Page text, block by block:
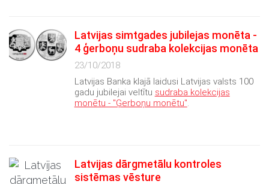
Latvijas simtgades jubilejas monēta -
4 ģerboņu sudraba kolekcijas monēta
23/10/2018
Latvijas Banka klajā laidusi Latvijas valsts 100
gadu jubilejai veltītu sudraba kolekcijas
monētu - "Ģerboņu monētu".
Latvijas dārgmetālu kontroles
sistēmas vēsture